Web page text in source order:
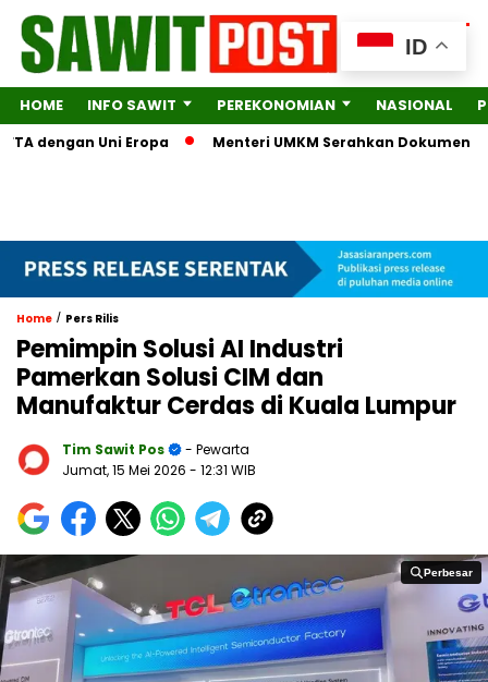
HOME INFO SAWIT PEREKONOMIAN NASIONAL
Uni Eropa Menteri UMKM Serahkan Dokumen
Home / Pers Rilis
Pemimpin Solusi AI Industri
Pamerkan Solusi CIM dan
Manufaktur Cerdas di Kuala Lumpur
Tim Sawit Pos
- Pewarta
Jumat, 15 Mei 2026 - 12:31 WIB
Perbesar
Perbesar
ID